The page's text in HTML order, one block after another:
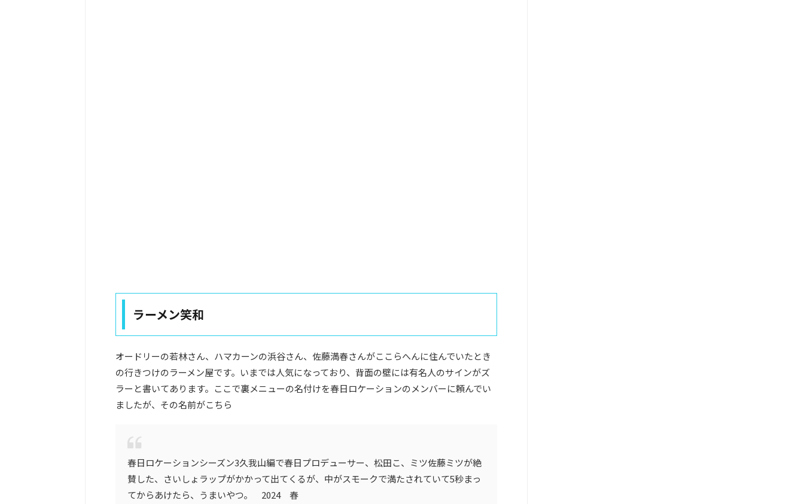
ラーメン笑和
オードリーの若林さん、ハマカーンの浜谷さん、佐藤満春さんがここらへんに住んでいたとき
の行きつけのラーメン屋です。いまでは人気になっており、背面の壁には有名人のサインがズ
ラーと書いてあります。ここで裏メニューの名付けを春日ロケーションのメンバーに頼んでい
ましたが、その名前がこちら
春日ロケーションシーズン3久我山編で春日プロデューサー、松田こ、ミツ佐藤ミツが絶
賛した、さいしょラップがかかって出てくるが、中がスモークで満たされていて5秒まっ
てからあけたら、うまいやつ。 2024 春